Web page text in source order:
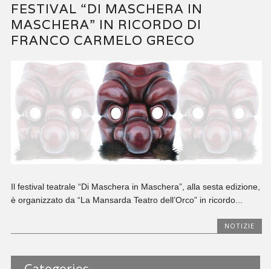
FESTIVAL “DI MASCHERA IN
MASCHERA” IN RICORDO DI
FRANCO CARMELO GRECO
Il festival teatrale “Di Maschera in Maschera”, alla sesta edizione,
è organizzato da “La Mansarda Teatro dell’Orco” in ricordo...
NOTIZIE